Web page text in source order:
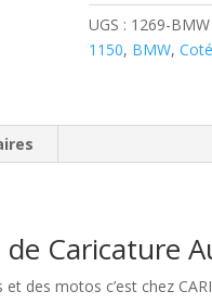
UGS : 1269-BMW
1150, BMW,Coté
de Caricature
des motos c’est chez